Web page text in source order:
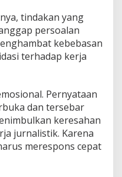
tindakan yang
persoalan
kebebasan
terhadap kerja
Pernyataan
dan tersebar
keresahan
jurnalistik. Karena
merespons cepat